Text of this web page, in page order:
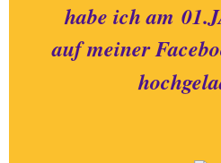
10.-PERSONENBLOG - 1
Umgebung + Städtefahrt
habe ich am
auf meiner